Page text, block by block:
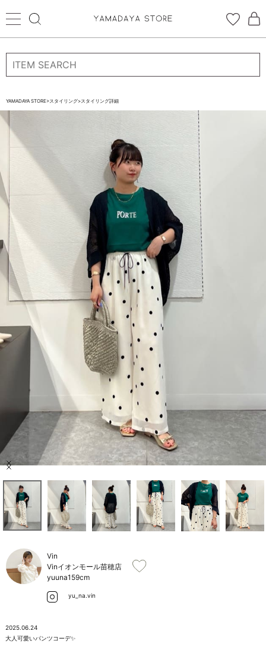
ログイン 新規会員登録
CATEGORYから探す
STORE BRAND・LABELから探す
セール商品
スタイリング
ブランド一覧
店舗検索
ご利用ガイド/ヘルプ
YAMADAYA STORE>スタイリング>スタイリング詳細
Item
of
Vin
Vinイオンモール苗穂店
yuuna159cm
yu_na.vin
2025.06.24
大人可愛いパンツコーデ✨️
ログイン